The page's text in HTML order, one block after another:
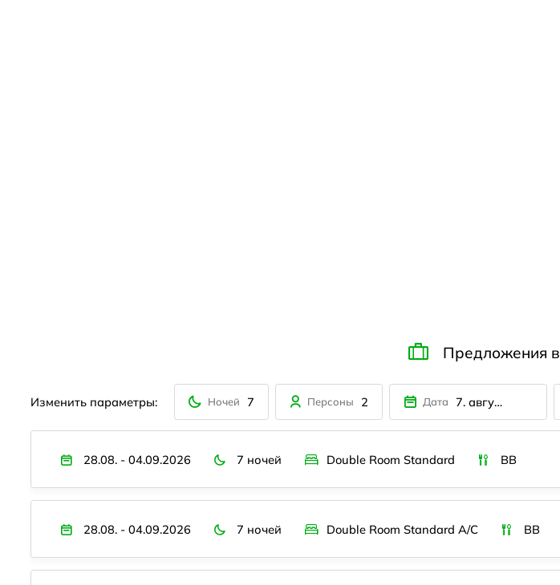
Предложения в
Изменить параметры: Ночей 7 Персоны 2 Дата 7. августа
28.08. - 04.09.2026 7 ночей Double Room Standard BB
28.08. - 04.09.2026 7 ночей Double Room Standard A/C BB